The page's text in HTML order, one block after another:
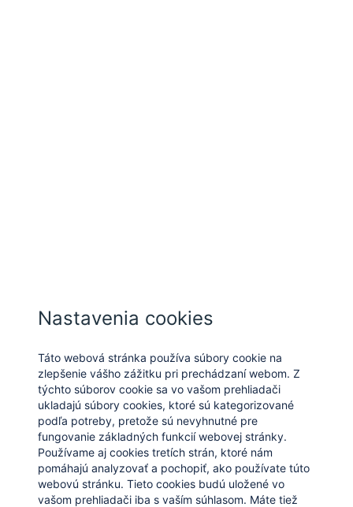
Nastavenia cookies
Táto webová stránka používa súbory cookie na
zlepšenie vášho zážitku pri prechádzaní webom. Z
týchto súborov cookie sa vo vašom prehliadači
ukladajú súbory cookies, ktoré sú kategorizované
podľa potreby, pretože sú nevyhnutné pre
fungovanie základných funkcií webovej stránky.
Používame aj cookies tretích strán, ktoré nám
pomáhajú analyzovať a pochopiť, ako používate túto
webovú stránku. Tieto cookies budú uložené vo
vašom prehliadači iba s vaším súhlasom. Máte tiež